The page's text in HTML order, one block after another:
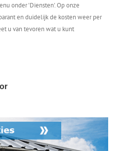
onder 'Diensten'. Op onze
en duidelijk de kosten weer per
u van tevoren wat u kunt